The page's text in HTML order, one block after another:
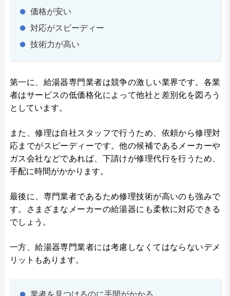
価格が安い
対応がスピーディー
技術力が高い
第一に、給湯器専門業者は競争の激しい業界です。各業
者はサービスの低価格化によって他社と差別化を図ろう
としています。
また、修理は自社スタッフで行うため、依頼から修理対
応までがスピーディーです。他の候補であるメーカーや
ガス会社などであれば、下請けが修理代行を行うため、
手配に時間がかかります。
最後に、専門業者であるため修理技術が高いのも強みで
す。さまざまなメーカーの給湯器にも柔軟に対応できる
でしょう。
一方、給湯器専門業者には考慮しなくてはならないデメ
リットもあります。